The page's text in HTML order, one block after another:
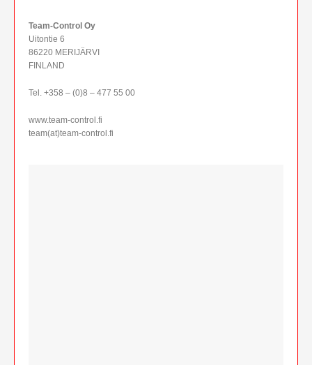
Team-Control Oy
Uitontie 6
86220 MERIJÄRVI
FINLAND
Tel. +358 – (0)8 – 477 55 00
www.team-control.fi
team(at)team-control.fi